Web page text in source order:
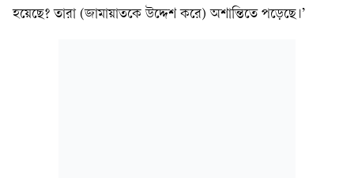
হয়েছে? তারা (জামায়াতকে উদ্দেশ করে) অশান্তিতে পড়েছে।’